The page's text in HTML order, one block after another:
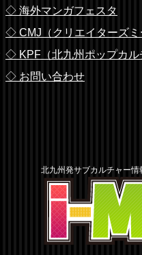
◇ 海外マンガフェスタ
◇ CMJ（クリエイターズミ
◇ KPF（北九州ポップカル
◇ お問い合わせ
北九州発サブカルチャー情